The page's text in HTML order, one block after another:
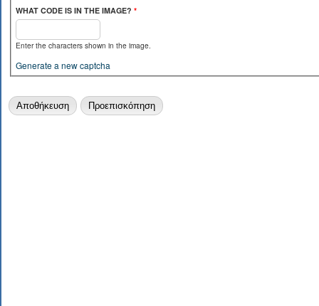
WHAT CODE IS IN THE IMAGE? *
Enter the characters shown in the image.
Generate a new captcha